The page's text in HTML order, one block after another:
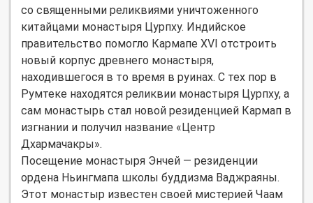
со священными реликвиями уничтоженного
китайцами монастыря Цурпху. Индийское
правительство помогло Кармапе XVI отстроить
новый корпус древнего монастыря,
находившегося в то время в руинах. С тех пор в
Румтеке находятся реликвии монастыря Цурпху, а
сам монастырь стал новой резиденцией Кармап в
изгнании и получил название «Центр
Дхармачакры».
Посещение монастыря Энчей — резиденции
ордена Ньингмапа школы буддизма Ваджраяны.
Этот монастыр известен своей мистерией Чаам